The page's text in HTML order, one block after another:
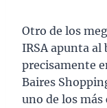
Otro de los
IRSA apunta al
precisamente
Baires
uno de los más